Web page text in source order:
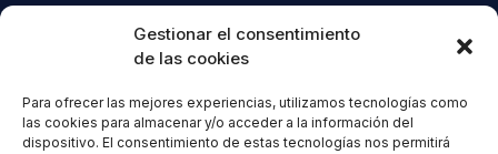
Gestionar el consentimiento
de las cookies
Para ofrecer las mejores experiencias, utilizamos tecnologías como
las cookies para almacenar y/o acceder a la información del
dispositivo. El consentimiento de estas tecnologías nos permitirá
Copyright © 2023 EcoAndes. Todos los derechos reservados.